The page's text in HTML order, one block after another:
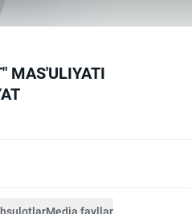
MAS'ULIYATI